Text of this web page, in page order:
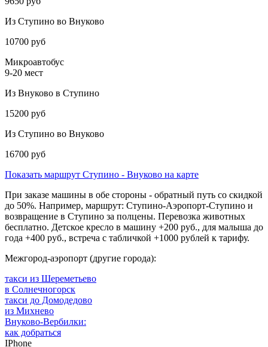
Из Ступино во Внуково
10700 руб
Микроавтобус
9-20 мест
Из Внуково в Ступино
15200 руб
Из Ступино во Внуково
16700 руб
Показать маршрут Ступино - Внуково на карте
При заказе машины в обе стороны - обратный путь со скидкой
до 50%. Например, маршрут: Ступино-Аэропорт-Ступино и
возвращение в Ступино за полцены. Перевозка животных
бесплатно. Детское кресло в машину +200 руб., для малыша до
года +400 руб., встреча с табличкой +1000 рублей к тарифу.
Межгород-аэропорт (другие города):
такси из Шереметьево
в Солнечногорск
такси до Домодедово
из Михнево
Внуково-Вербилки:
как добраться
IPhone